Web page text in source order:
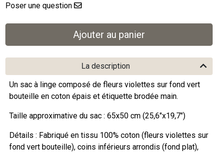
Poser une question
La description
Un sac à linge composé de fleurs violettes sur fond vert
bouteille en coton épais et étiquette brodée main.
Taille approximative du sac : 65x50 cm (25,6"x19,7")
Détails : Fabriqué en tissu 100% coton (fleurs violettes sur
fond vert bouteille), coins inférieurs arrondis (fond plat),